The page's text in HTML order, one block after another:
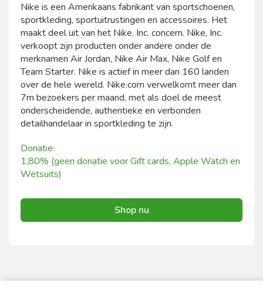
Nike is een Amerikaans fabrikant van sportschoenen,
sportkleding, sportuitrustingen en accessoires. Het
maakt deel uit van het Nike, Inc. concern. Nike, Inc.
verkoopt zijn producten onder andere onder de
merknamen Air Jordan, Nike Air Max, Nike Golf en
Team Starter. Nike is actief in meer dan 160 landen
over de hele wereld. Nike.com verwelkomt meer dan
7m bezoekers per maand, met als doel de meest
onderscheidende, authentieke en verbonden
detailhandelaar in sportkleding te zijn.
Donatie:
1,80% (geen donatie voor Gift cards, Apple Watch en
Wetsuits)
Shop nu